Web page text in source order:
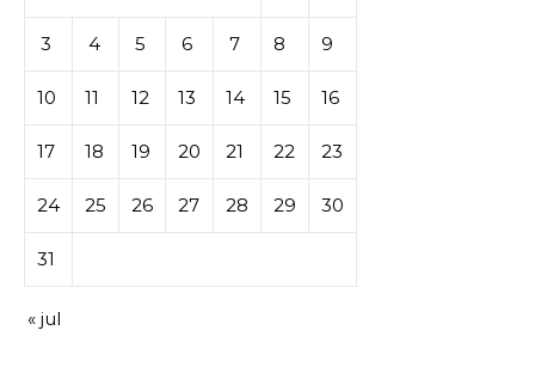
3 4 5 6 7 8 9
10 11 12 13 14 15 16
17 18 19 20 21 22 23
24 25 26 27 28 29 30
31
« jul